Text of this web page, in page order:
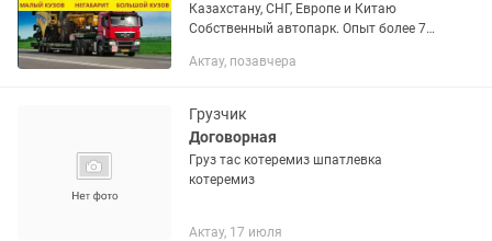
Казахстану, СНГ, Европе и Китаю
Собственный автопарк. Опыт более 7
Компания Nomad Logistics
Актау, позавчера
Грузчик
Договорная
Груз тас котеремиз шпатлевка
котеремиз
Актау, 17 июля